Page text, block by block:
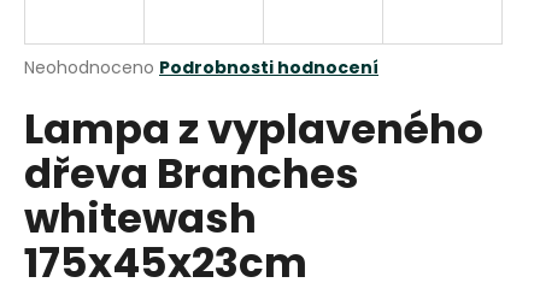
Průměrné
produktu
je
0,0
z
5
hvězdiček.
Neohodnoceno Podrobnosti hodnocení
Lampa z vyplaveného
dřeva Branches
whitewash
175x45x23cm
j
t
?
HLEDAT